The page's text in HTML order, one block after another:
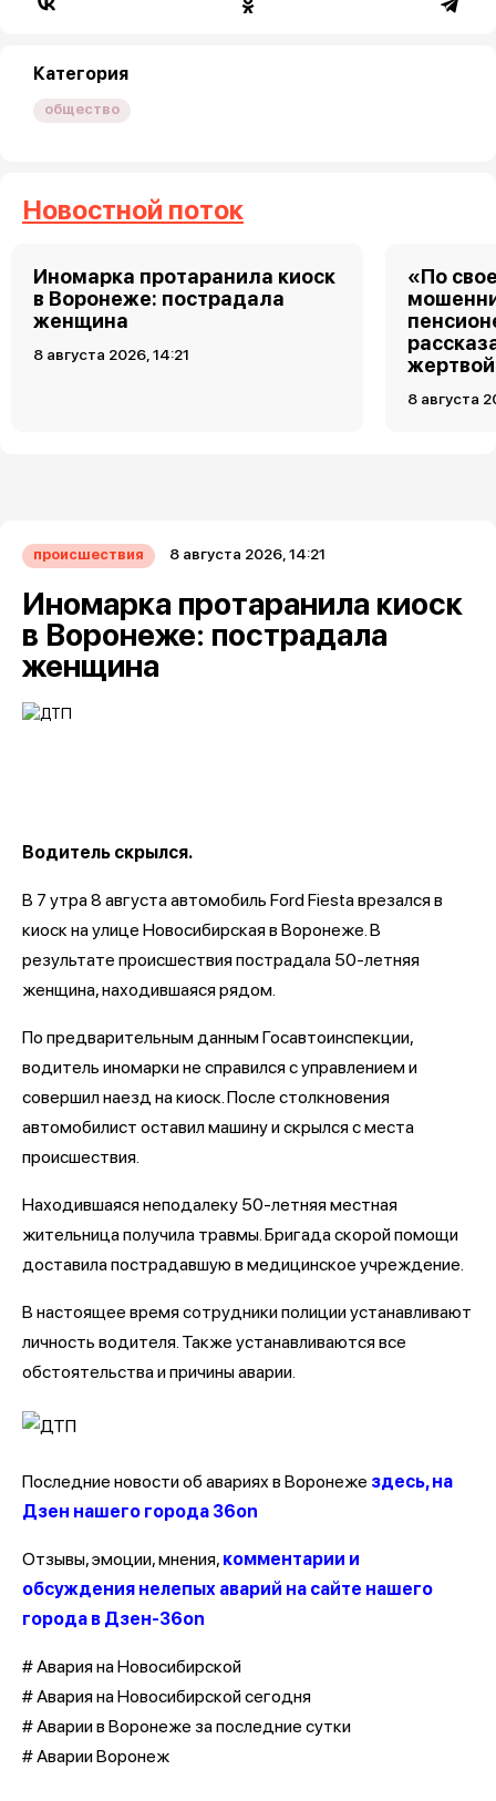
Категория
общество
Новостной поток
Иномарка протаранила киоск
в Воронеже: пострадала
женщина
8 августа 2026, 14:21
«По
8 августа
происшествия 8 августа 2026, 14:21
Иномарка протаранила киоск
в Воронеже: пострадала
женщина
Водитель скрылся.
В 7 утра 8 августа автомобиль Ford Fiesta врезался в
киоск на улице Новосибирская в Воронеже. В
результате происшествия пострадала 50-летняя
женщина, находившаяся рядом.
По предварительным данным Госавтоинспекции,
водитель иномарки не справился с управлением и
совершил наезд на киоск. После столкновения
автомобилист оставил машину и скрылся с места
происшествия.
Находившаяся неподалеку 50-летняя местная
жительница получила травмы. Бригада скорой помощи
доставила пострадавшую в медицинское учреждение.
В настоящее время сотрудники полиции устанавливают
личность водителя. Также устанавливаются все
обстоятельства и причины аварии.
Последние новости об авариях в Воронеже здесь, на
Дзен нашего города 36on
Отзывы, эмоции, мнения, комментарии и
обсуждения нелепых аварий на сайте нашего
города в Дзен-36on
# Авария на Новосибирской
# Авария на Новосибирской сегодня
# Аварии в Воронеже за последние сутки
# Аварии Воронеж